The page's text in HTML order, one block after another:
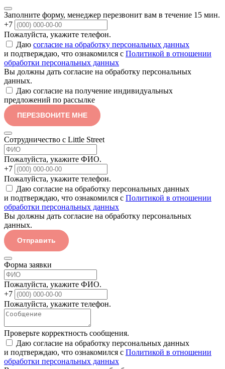
Заполните форму, менеджер перезвонит вам в течение 15 мин.
+7
Пожалуйста, укажите телефон.
Даю согласие на обработку персональных данных
и подтверждаю, что ознакомился с Политикой в отношении
обработки персональных данных
Вы должны дать согласие на обработку персональных
данных.
Даю согласие на получение индивидуальных
предложений по рассылке
ПЕРЕЗВОНИТЕ МНЕ
Сотрудничество с Little Street
Пожалуйста, укажите ФИО.
+7
Пожалуйста, укажите телефон.
Даю согласие на обработку персональных данных
и подтверждаю, что ознакомился с Политикой в отношении
обработки персональных данных
Вы должны дать согласие на обработку персональных
данных.
Отправить
Форма заявки
Пожалуйста, укажите ФИО.
+7
Пожалуйста, укажите телефон.
Проверьте корректность сообщения.
Даю согласие на обработку персональных данных
и подтверждаю, что ознакомился с Политикой в отношении
обработки персональных данных